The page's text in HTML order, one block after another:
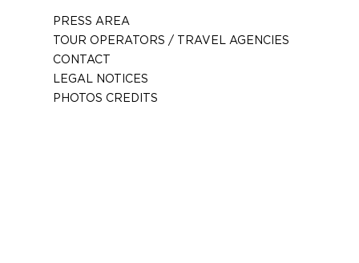
PRESS AREA
TOUR OPERATORS / TRAVEL AGENCIES
CONTACT
LEGAL NOTICES
PHOTOS CREDITS